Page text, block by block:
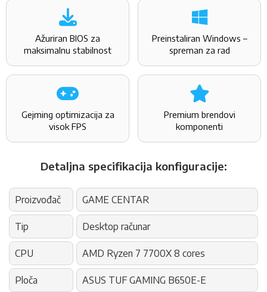
Ažuriran BIOS za
maksimalnu stabilnost
Preinstaliran Windows –
spreman za rad
Gejming optimizacija za
visok FPS
Premium brendovi
komponenti
Detaljna specifikacija konfiguracije:
Proizvođač GAME CENTAR
Tip Desktop računar
CPU AMD Ryzen 7 7700X 8 cores
Ploča ASUS TUF GAMING B650E-E